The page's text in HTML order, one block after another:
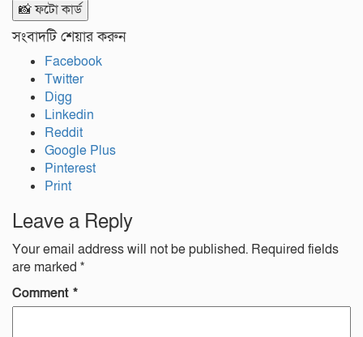
📸 ফটো কার্ড
সংবাদটি শেয়ার করুন
Facebook
Twitter
Digg
Linkedin
Reddit
Google Plus
Pinterest
Print
Leave a Reply
Your email address will not be published. Required fields
are marked *
Comment *